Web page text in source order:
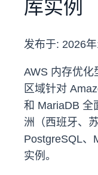
库实例
发布于: 2026
AWS 内存优化
区域针对
和 MariaDB 全
洲（西班牙、
PostgreSQL、
实例。